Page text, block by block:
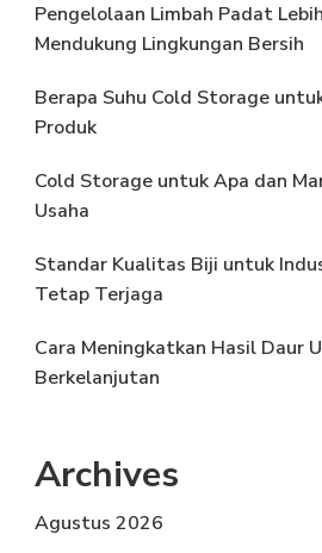
Pengelolaan Limbah Padat
Mendukung Lingkungan Bersih
Berapa Suhu Cold Storage
Produk
Cold Storage untuk Apa dan
Usaha
Standar Kualitas Biji untuk
Tetap Terjaga
Cara Meningkatkan Hasil Daur
Berkelanjutan
Archives
Agustus 2026